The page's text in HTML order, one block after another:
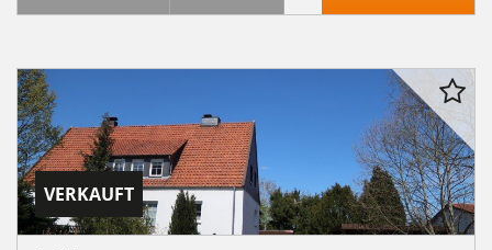
VERKAUFT